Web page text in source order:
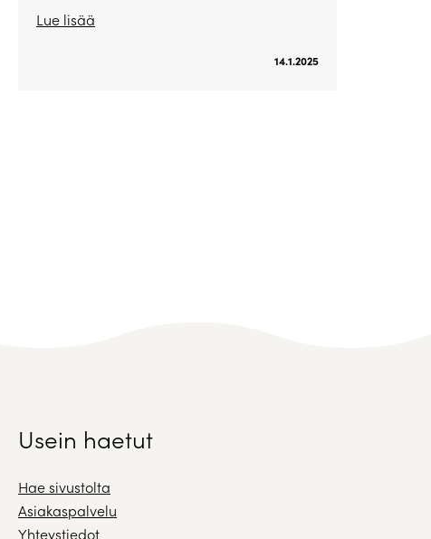
Lue lisää
14.1.2025
Usein haetut
Hae sivustolta
Asiakaspalvelu
Yhteystiedot